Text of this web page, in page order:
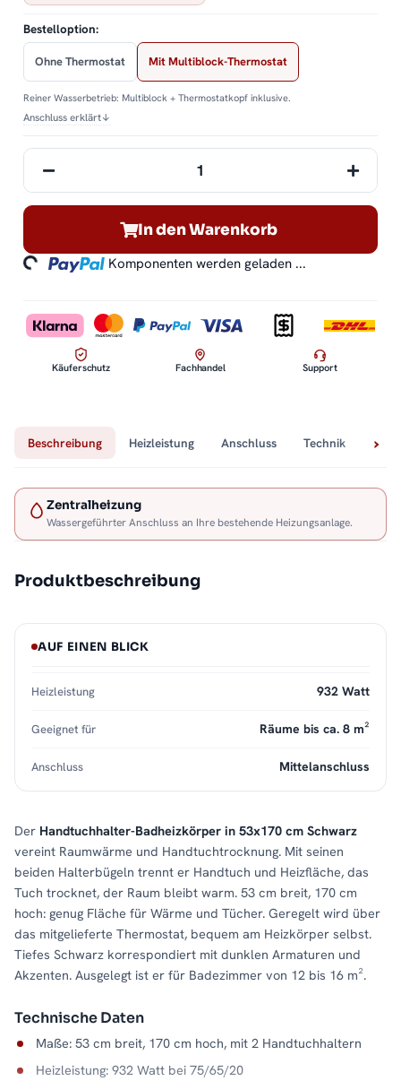
Bestelloption:
Ohne Thermostat Mit Multiblock-Thermostat
Reiner Wasserbetrieb: Multiblock + Thermostatkopf inklusive.
Anschluss erklärt↓
In den Warenkorb
Komponenten werden geladen ...
Käuferschutz Fachhandel Support
Beschreibung Heizleistung Anschluss Technik
Zentralheizung
Wassergeführter Anschluss an Ihre bestehende Heizungsanlage.
Produktbeschreibung
Der Handtuchhalter-Badheizkörper in 53x170 cm Schwarz
vereint Raumwärme und Handtuchtrocknung. Mit seinen
beiden Halterbügeln trennt er Handtuch und Heizfläche, das
Tuch trocknet, der Raum bleibt warm. 53 cm breit, 170 cm
hoch: genug Fläche für Wärme und Tücher. Geregelt wird über
das mitgelieferte Thermostat, bequem am Heizkörper selbst.
Tiefes Schwarz korrespondiert mit dunklen Armaturen und
Akzenten. Ausgelegt ist er für Badezimmer von 12 bis 16 m².
Technische Daten
Maße: 53 cm breit, 170 cm hoch, mit 2 Handtuchhaltern
Heizleistung: 932 Watt bei 75/65/20
AUF EINEN BLICK
Heizleistung 932 Watt
Geeignet für Räume bis ca. 8 m²
Anschluss Mittelanschluss